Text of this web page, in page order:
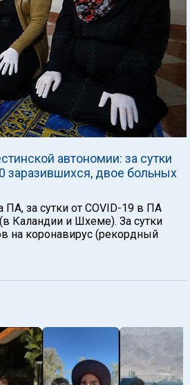
автономии: за сутки
заразившихся, двое больных
за сутки от COVID-19 в ПА
Каландии и Шхеме). За сутки
на коронавирус (рекордный